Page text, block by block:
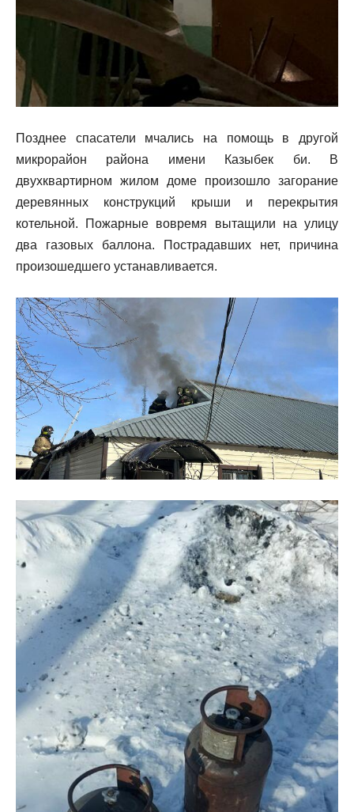
Позднее спасатели мчались на помощь в другой
микрорайон района имени Казыбек би. В
двухквартирном жилом доме произошло загорание
деревянных конструкций крыши и перекрытия
котельной. Пожарные вовремя вытащили на улицу
два газовых баллона. Пострадавших нет, причина
произошедшего устанавливается.